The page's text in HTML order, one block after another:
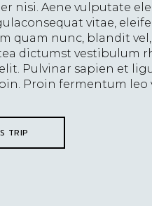
nisi. Aene vulputate
vitae,
quam nunc, blandit
dictumst vestibulum
Pulvinar sapien et
Proin fermentum leo
TRIP